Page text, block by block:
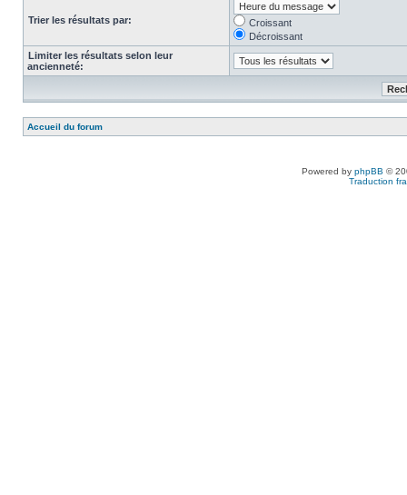
Trier les résultats par:
Croissant
Décroissant
Limiter les résultats selon leur
ancienneté:
Accueil du forum
Powered by phpBB ©
Traduction